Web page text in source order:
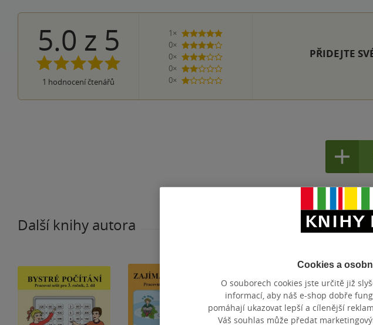
5.0 z 5
1 hodnocení čtenářů
1×
5 hvězdiček
0×
4 hvězdičky
0×
3 hvězdičky
0×
2 hvězdičky
0×
1 hvezdička
PŘIDEJTE
Další knihy autora
Cookies a
O souborech cookies jste určitě již
informací, aby náš e-shop dobře
pomáhají ukazovat lepší a cílenější
Váš souhlas může předat